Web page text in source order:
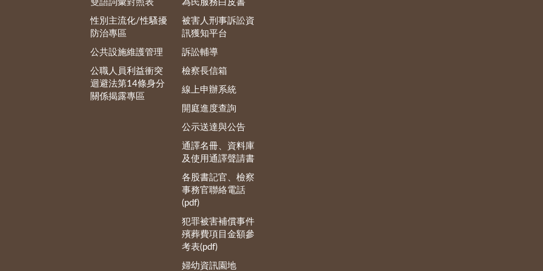
雙語詞彙對照表
性別主流化/性騷擾
防治專區
公共設施維護管理
公職人員利益衝突
迴避法第14條身分
關係揭露專區
為民服務白皮書
被害人刑事訴訟資
訊獲知平台
訴訟輔導
檢察長信箱
線上申辦系統
開庭進度查詢
公示送達與公告
通譯名冊、資料庫
及使用通譯聲請書
各股書記官、檢察
事務官聯絡電話
(pdf)
犯罪被害補償事件
殯葬費項目金額參
考表(pdf)
婦幼資訊園地